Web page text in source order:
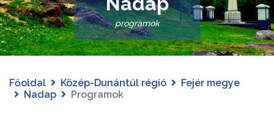
programok
Főoldal Közép-Dunántúl régió
Fejér megye
Nadap
Programok